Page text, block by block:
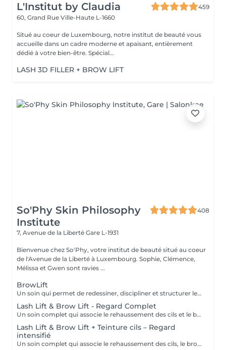
L'Institut by Claudia
459
60, Grand Rue Ville-Haute L-1660
Situé au coeur de Luxembourg, notre institut de beauté vous
accueille dans un cadre moderne et apaisant, entièrement
dédié à votre bien-être. Spécial...
LASH 3D FILLER + BROW LIFT
So'Phy Skin Philosophy
Institute
408
7, Avenue de la Liberté Gare L-1931
Bienvenue chez So'Phy, votre institut de beauté situé au coeur
de l'Avenue de la Liberté à Luxembourg. Sophie, Clémence,
Mélissa et Gwen sont ravies ...
BrowLift
Un soin qui permet de redessiner, discipliner et structurer les sourcils pour un résultat net, harmonieux et naturellement sublimé. Le brow lift vient repositionner les poils afin de donner un effet plus fourni, mieux défini et parfaitement maîtrisé. Une teinture est incluse afin d'intensifier la couleur et d'apporter plus de profondeur au regard, tout en conservant un rendu naturel et élégant. Les sourcils sont restructurés, le regard est encadré et les traits du visage sont mis en valeur au quotidien.
Lash Lift & Brow Lift - Regard Complet
Un soin complet qui associe le rehaussement des cils et le brow lift pour sublimer l’ensemble du regard. Les cils sont liftés dès la racine pour apporter longueur visuelle et ouverture du regard, tandis que les sourcils sont restructurés, disciplinés et redessinés pour un résultat net et harmonieux. Le regard est intensifié, mieux encadré et naturellement mis en valeur. Une solution idéale pour un effet soigné, élégant et durable, sans maquillage au quotidien.
Lash Lift & Brow Lift + Teinture cils – Regard
intensifié
Un soin complet qui associe le rehaussement des cils, le brow lift et la teinture des cils pour un regard encore plus intense et défini. Les cils sont liftés et teintés pour un effet plus profond et visible, tandis que les sourcils sont restructurés et disciplinés pour encadrer parfaitement le regard. Le contraste est renforcé, le regard est plus marqué tout en conservant un rendu naturel et élégant. Idéal pour celles et ceux qui souhaitent un résultat plus soutenu sans maquillage.